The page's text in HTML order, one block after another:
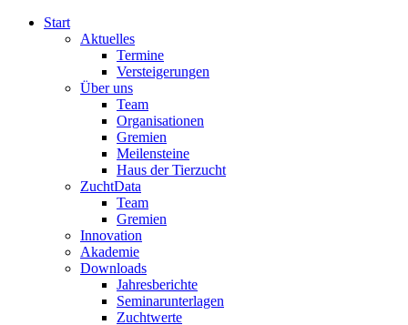
Start
Aktuelles
Termine
Versteigerungen
Über uns
Team
Organisationen
Gremien
Meilensteine
Haus der Tierzucht
ZuchtData
Team
Gremien
Innovation
Akademie
Downloads
Jahresberichte
Seminarunterlagen
Zuchtwerte